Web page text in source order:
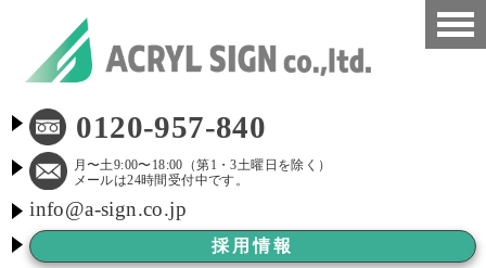
看板施工事例
会社概要
LED看板
0120-957-840
月〜土9:00〜18:00（第1・3土曜日を除く）
メールは24時間受付中です。
info@a-sign.co.jp
採用情報